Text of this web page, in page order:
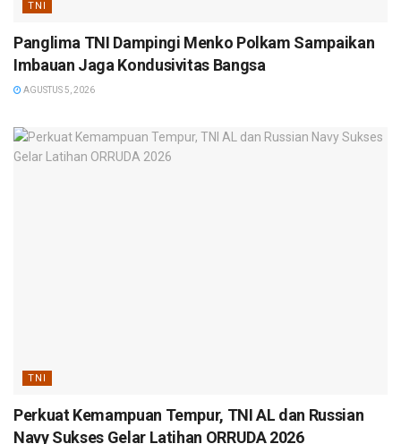
TNI
Panglima TNI Dampingi Menko Polkam Sampaikan
Imbauan Jaga Kondusivitas Bangsa
AGUSTUS 5, 2026
TNI
Perkuat Kemampuan Tempur, TNI AL dan Russian
Navy Sukses Gelar Latihan ORRUDA 2026